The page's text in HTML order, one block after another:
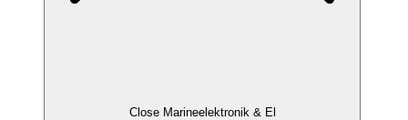
Close Marineelektronik & El